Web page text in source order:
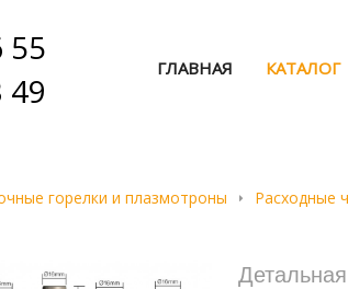
55
49
ГЛАВНАЯ КАТАЛОГ
горелки и плазмотроны
Расходные